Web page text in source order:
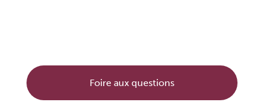
Foire aux questions